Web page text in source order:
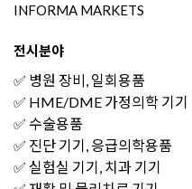
INFORMA MARKETS
전시분야
✅ 병원 장비, 일회용품
✅ HME/DME 가정의학 기기
✅ 수술용품
✅ 진단 기기, 응급의학용품
✅ 실험실 기기, 치과 기기